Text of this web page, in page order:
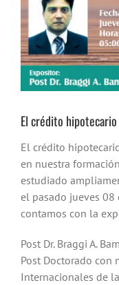
grande
El crédito hipotecario
El crédito
en nuestra
estudiado
el pasado jueves
contamos con la
Post Dr. Braggi A.
Post Doctorado con
Internacionales de